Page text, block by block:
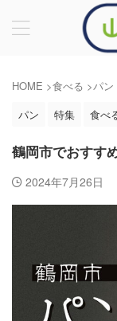
HOME >食べる >パン
パン
特集 食べ
鶴岡市でおすす
2024年7月26日